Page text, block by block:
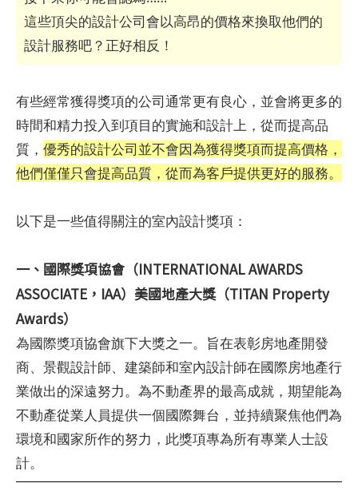
這些頂尖的設計公司會以高昂的價格來換取他們的
設計服務吧？正好相反！
有些經常獲得獎項的公司通常更有良心，並會將更多的
時間和精力投入到項目的實施和設計上，從而提高品
質， 優秀的設計公司並不會因為獲得獎項而提高價格，
他們僅僅只會提高品質，從而為客戶提供更好的服務。
以下是一些值得關注的室內設計獎項：
一、國際獎項協會（INTERNATIONAL AWARDS
ASSOCIATE，IAA）美國地產大獎（TITAN Property
Awards）
為國際獎項協會旗下大獎之一。旨在表彰房地產開發
商、景觀設計師、建築師和室內設計師在國際房地產行
業做出的深遠努力。為不動產界的最高成就，期望能為
不動產從業人員提供一個國際舞台，並持續聚焦他們為
環境和國家所作的努力，此獎項專為所有專業人士設
計。